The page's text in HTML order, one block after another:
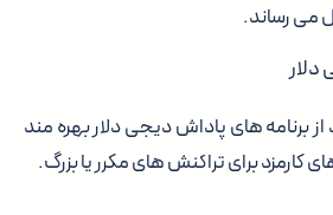
می رساند.
از برنامه های پاداش دیجی دلار بهره مند
کارمزد برای تراکنش های مکرر یا بزرگ.